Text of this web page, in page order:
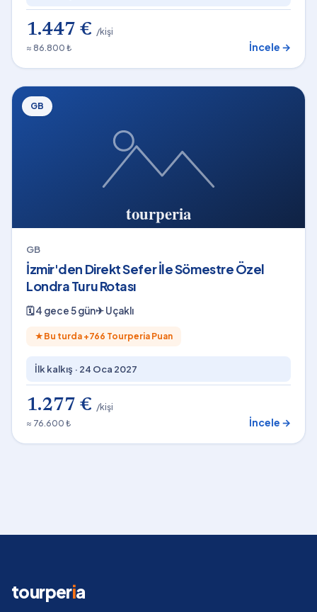
1.447 € /kişi
≈ 86.800 ₺
İncele →
GB
GB
İzmir'den Direkt Sefer İle Sömestre Özel
Londra Turu Rotası
🗓4 gece 5 gün✈Uçaklı
★ Bu turda +766 Tourperia Puan
İlk kalkış · 24 Oca 2027
1.277 € /kişi
≈ 76.600 ₺
İncele →
tourperia